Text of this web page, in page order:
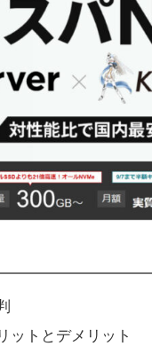
ットとデメリット